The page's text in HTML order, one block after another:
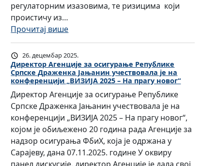
регулаторним изазовима, те ризицима који
проистичу из…
Прочитај више:
Д
и
р
е
к
т
о
р
А
г
е
26. децембар 2025.
Директор Агенције за осигурање Републике
Српске Драженка Јањанин учествовала је на
конференцији „ВИЗИЈА 2025 – На прагу новог“
Директор Агенције за осигурање Републике
Српске Драженка Јањанин учествовала је на
конференцији „ВИЗИЈА 2025 – На прагу новог“,
којом је обиљежено 20 година рада Агенције за
надзор осигурања ФбиХ, која је одржана у
Сарајеву, дана 07.11.2025. године У оквиру